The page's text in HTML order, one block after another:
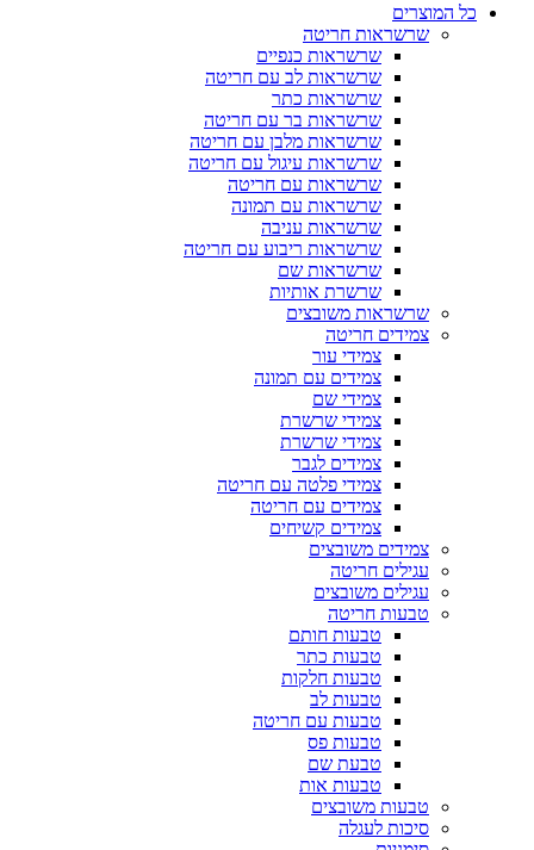
כל המוצרים
שרשראות חריטה
שרשראות כנפיים
שרשראות לב עם חריטה
שרשראות כתר
שרשראות בר עם חריטה
שרשראות מלבן עם חריטה
שרשראות עיגול עם חריטה
שרשראות עם חריטה
שרשראות עם תמונה
שרשראות עניבה
שרשראות ריבוע עם חריטה
שרשראות שם
שרשרת אותיות
שרשראות משובצים
צמידים חריטה
צמידי עור
צמידים עם תמונה
צמידי שם
צמידי שרשרת
צמידי שרשרת
צמידים לגבר
צמידי פלטה עם חריטה
צמידים עם חריטה
צמידים קשיחים
צמידים משובצים
עגילים חריטה
עגילים משובצים
טבעות חריטה
טבעות חותם
טבעות כתר
טבעות חלקות
טבעות לב
טבעות עם חריטה
טבעות פס
טבעת שם
טבעות אות
טבעות משובצים
סיכות לעגלה